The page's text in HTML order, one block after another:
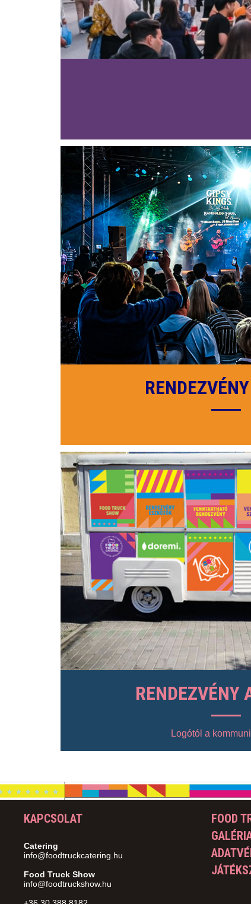
RENDEZVÉNY
Logótól a
KAPCSOLAT
Catering
info@foodtruckcatering.hu
Food Truck Show
info@foodtruckshow.hu
FOOD